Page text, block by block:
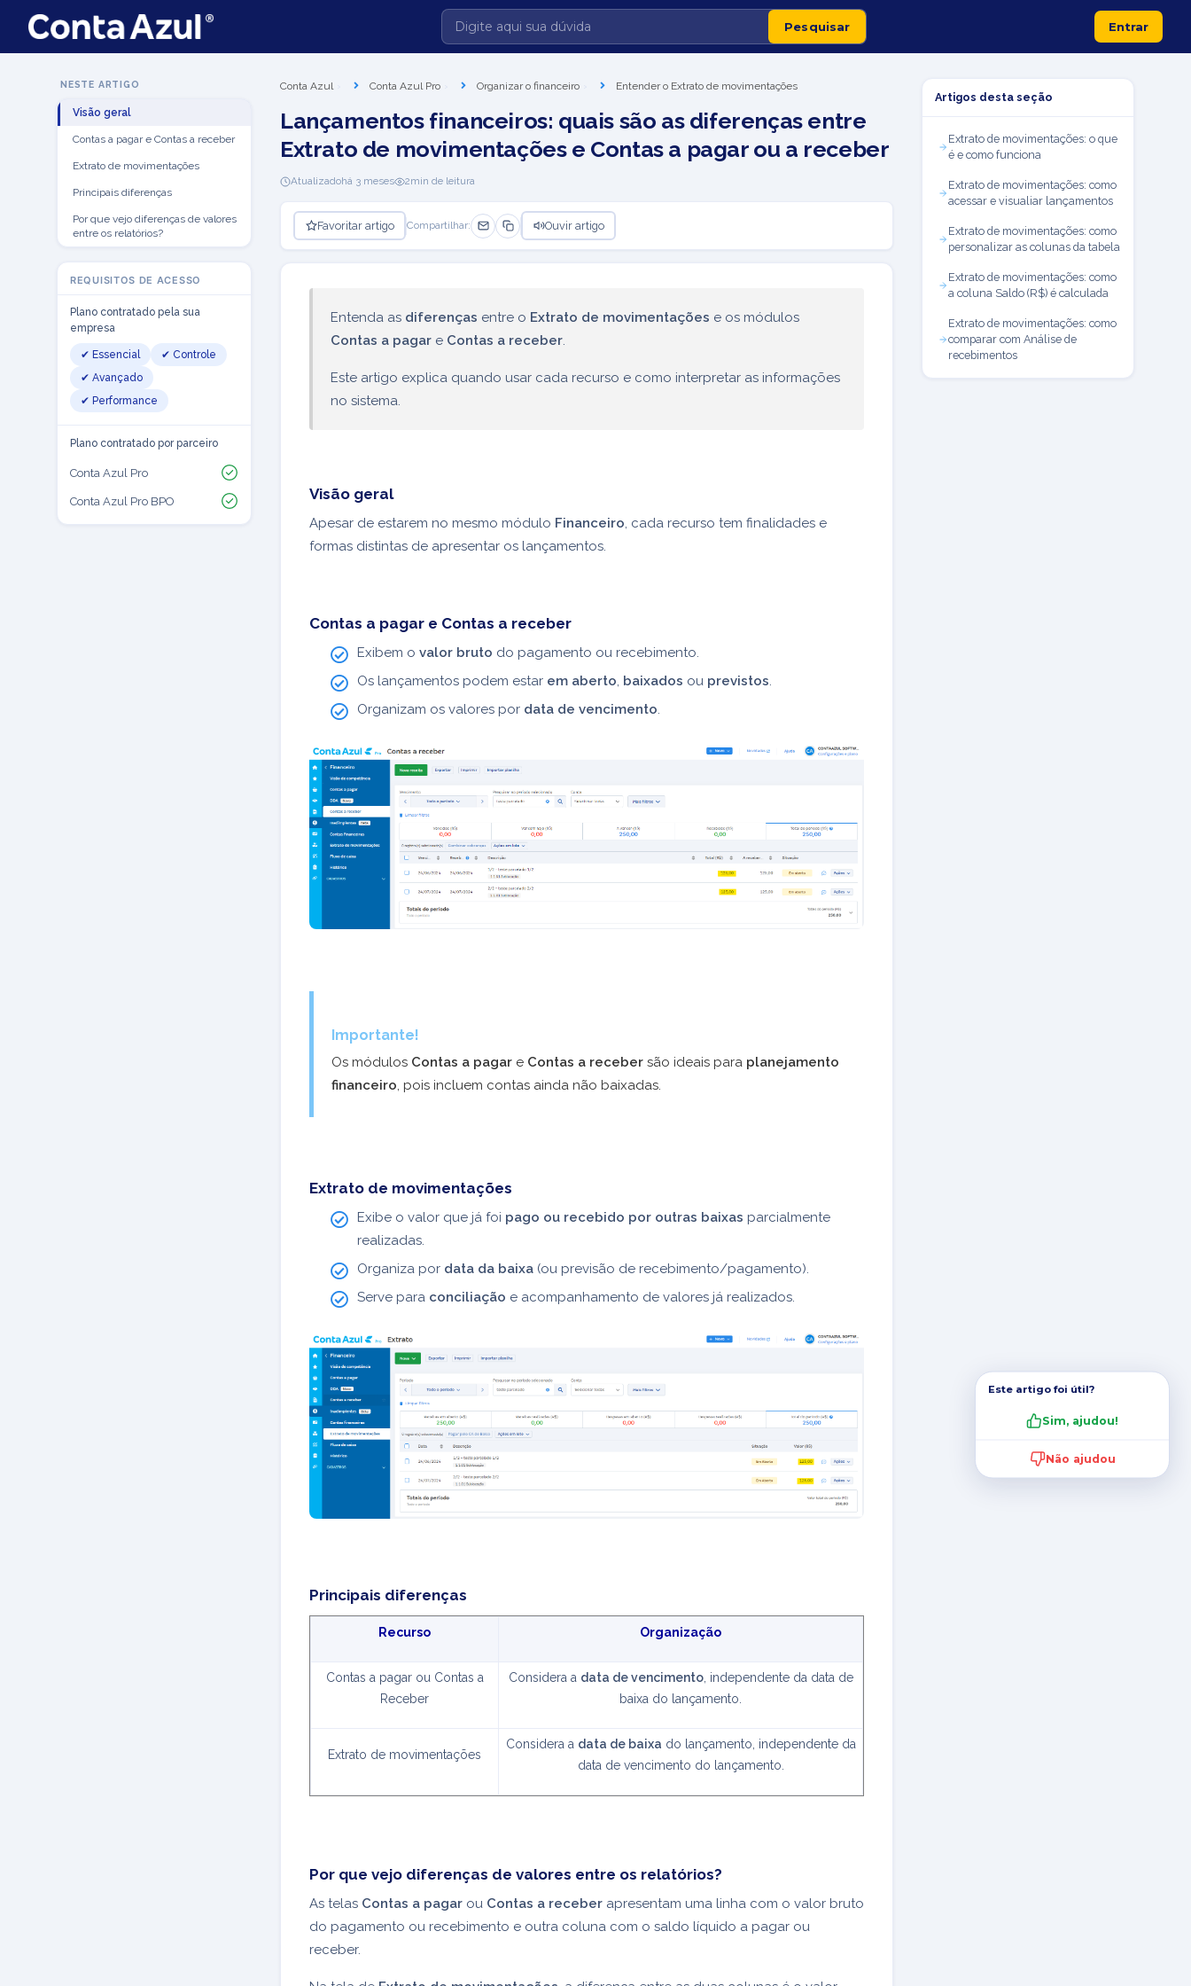
Entrar
NESTE ARTIGO
Visão geral
Contas a pagar e Contas a receber
Extrato de movimentações
Principais diferenças
Por que vejo diferenças de valores
entre os relatórios?
REQUISITOS DE ACESSO
Plano contratado pela sua
empresa
✔ Essencial
✔ Controle
✔ Avançado
✔ Performance
Plano contratado por parceiro
Conta Azul Pro
Conta Azul Pro BPO
Conta Azul Conta Azul Pro Organizar o financeiro Entender o Extrato de movimentações
Lançamentos financeiros: quais são as diferenças entre
Extrato de movimentações e Contas a pagar ou a receber
Atualizadohá 3 meses 2min de leitura
Favoritar artigo Compartilhar: Ouvir artigo
Entenda as diferenças entre o Extrato de movimentações e os módulos
Contas a pagar e Contas a receber.
Este artigo explica quando usar cada recurso e como interpretar as informações
no sistema.
Visão geral
Apesar de estarem no mesmo módulo Financeiro , cada recurso tem finalidades e
formas distintas de apresentar os lançamentos.
Contas a pagar e Contas a receber
Exibem o valor bruto do pagamento ou recebimento.
Os lançamentos podem estar em aberto baixados ou previstos
Organizam os valores por data de vencimento
Importante!
Os módulos Contas a pagar e Contas a receber são ideais para planejamento
financeiro, pois incluem contas ainda não baixadas.
Extrato de movimentações
Exibe o valor que já foi pago ou recebido por outras baixas parcialmente
realizadas.
Organiza por data da baixa (ou previsão de recebimento/pagamento).
Serve para conciliação e acompanhamento de valores já realizados.
Principais diferenças
Recurso Organização
Contas a pagar ou Contas a
Receber
Considera a data de vencimento, independente da data de
baixa do lançamento.
Extrato de movimentações
Considera a data de baixa do lançamento, independente da
data de vencimento do lançamento.
Por que vejo diferenças de valores entre os relatórios?
As telas Contas a pagar ou Contas a receber apresentam uma linha com o valor bruto
do pagamento ou recebimento e outra coluna com o saldo líquido a pagar ou
receber.
Artigos desta seção
Extrato de movimentações: o que
é e como funciona
Extrato de movimentações: como
acessar e visualiar lançamentos
Extrato de movimentações: como
personalizar as colunas da tabela
Extrato de movimentações: como
a coluna Saldo (R$) é calculada
Extrato de movimentações: como
comparar com Análise de
recebimentos
Este artigo foi útil?
Sim, ajudou!
Não ajudou